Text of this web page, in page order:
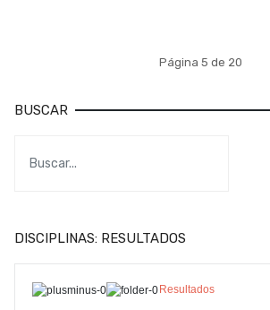
Página 5 de 20
BUSCAR
DISCIPLINAS: RESULTADOS
Resultados